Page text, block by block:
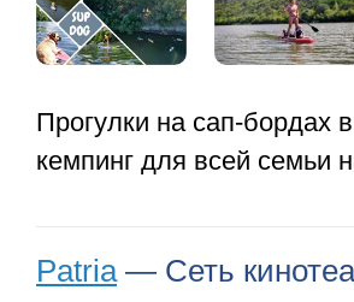
Прогулки на сап-бордах
кемпинг для всей семьи
Patria— Сеть